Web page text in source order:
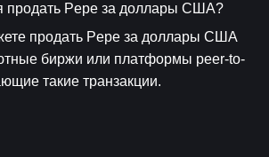
продать Pepe за доллары США?
продать Pepe за доллары США
биржи или платформы peer-to-
такие транзакции.